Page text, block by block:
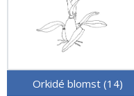
Orkidé blomst (14)